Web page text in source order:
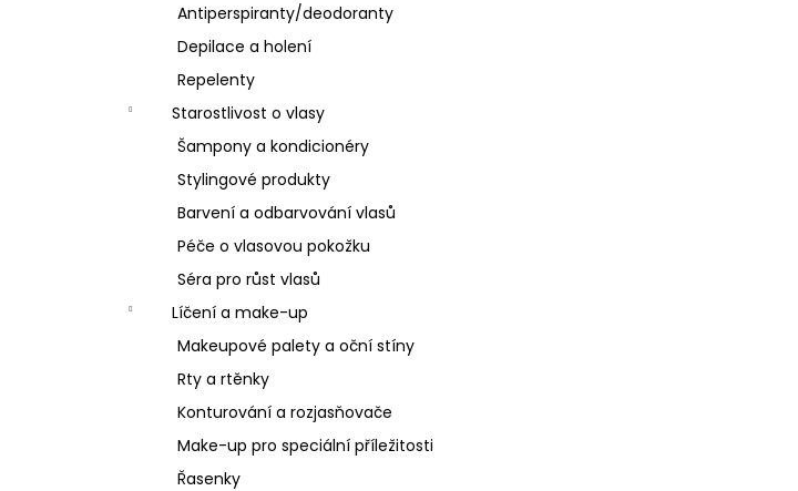
Antiperspiranty/deodoranty
Depilace a holení
Repelenty
Starostlivost o vlasy
Šampony a kondicionéry
Stylingové produkty
Barvení a odbarvování vlasů
Péče o vlasovou pokožku
Séra pro růst vlasů
Líčení a make-up
Makeupové palety a oční stíny
Rty a rtěnky
Konturování a rozjasňovače
Make-up pro speciální příležitosti
Řasenky